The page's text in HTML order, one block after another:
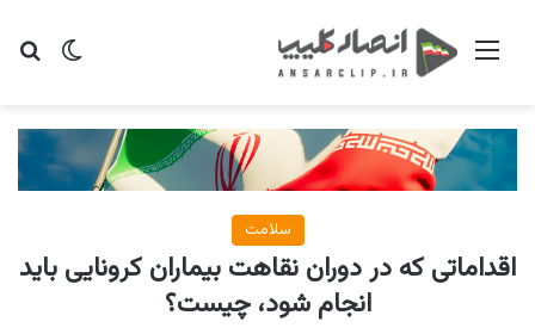
تغییر منو
سلامت
اقداماتی که در دوران نقاهت بیماران کرونایی باید
انجام شود، چیست؟